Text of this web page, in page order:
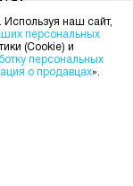
наш сайт,
персональных
(Cookie) и
персональных
о продавцах».